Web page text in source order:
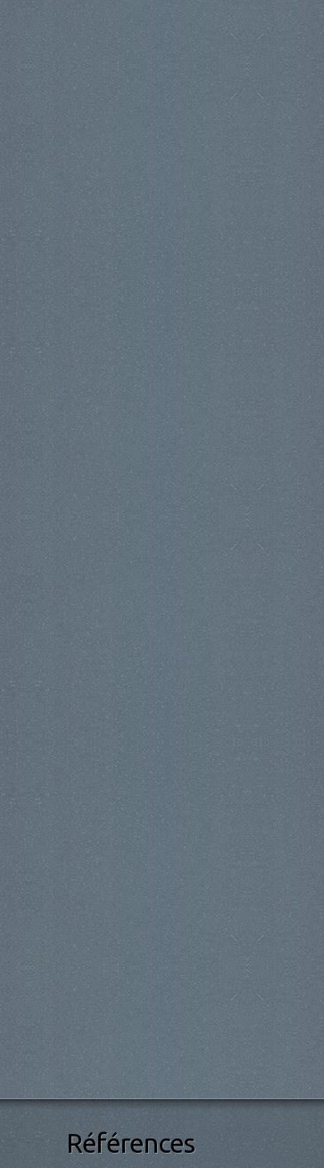
Références